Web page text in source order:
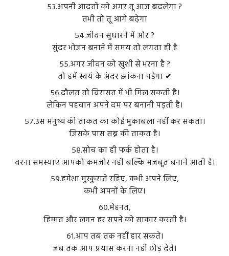
५३.अपनी आदतों को अगर तू आज बदलेगा ?
तभी तो तू आगे बढ़ेगा
५४.जीवन सुधारने में और ?
सुंदर भोजन बनाने में समय तो लगता ही है
५५.अगर जीवन को खुशी से भरना है ?
तो हमें स्वयं के अंदर झांकना पड़ेगा ✔
५६.दौलत तो विरासत में भी मिल सकती है।
लेकिन पहचान अपने दम पर बनानी पड़ती है।
५७.उस मनुष्य की ताकत का कोई मुकाबला नहीं कर सकता।
जिसके पास सब्र की ताकत है।
५८.सोच का ही फर्क होता है।
वरना समस्याएं आपको कमजोर नही बल्कि मजबूत बनाने आती है।
५९.हमेशा मुस्कुराते रहिए, कभी अपने लिए,
कभी अपनों के लिए।
६०.मेहनत,
हिम्मत और लगन हर सपने को साकार करती है।
६१.आप तब तक नहीं हार सकते।
जब तक आप प्रयास करना नहीं छोड़ देते।